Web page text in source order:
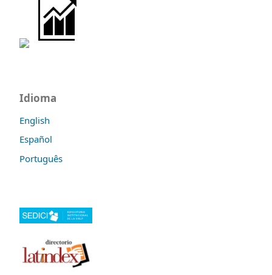
Idioma
English
Español
Português